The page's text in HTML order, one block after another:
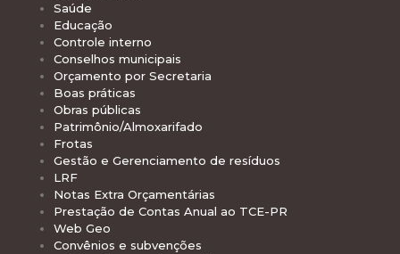
Saúde
Educação
Controle interno
Conselhos municipais
Orçamento por Secretaria
Boas práticas
Obras públicas
Patrimônio/Almoxarifado
Frotas
Gestão e Gerenciamento de resíduos
LRF
Notas Extra Orçamentárias
Prestação de Contas Anual ao TCE-PR
Web Geo
Convênios e subvenções